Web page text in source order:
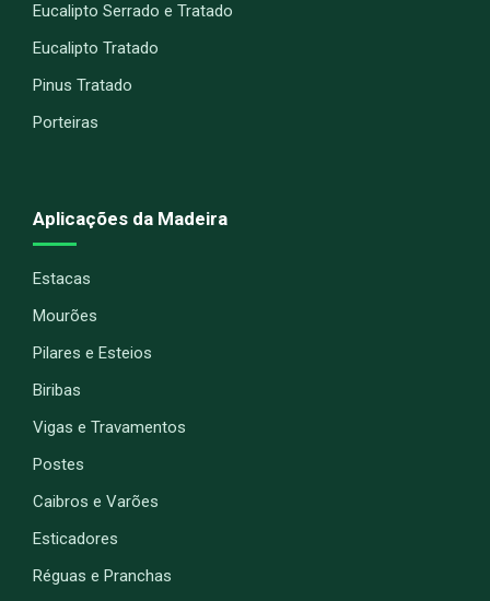
Eucalipto Serrado e Tratado
Eucalipto Tratado
Pinus Tratado
Porteiras
Aplicações da Madeira
Estacas
Mourões
Pilares e Esteios
Biribas
Vigas e Travamentos
Postes
Caibros e Varões
Esticadores
Réguas e Pranchas